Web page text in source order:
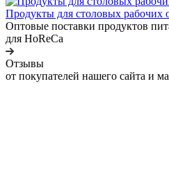
Продукты для столовых рабочих
Оптовые поставки продуктов
для HoReCa
Отзывы
от покупателей нашего сайта и